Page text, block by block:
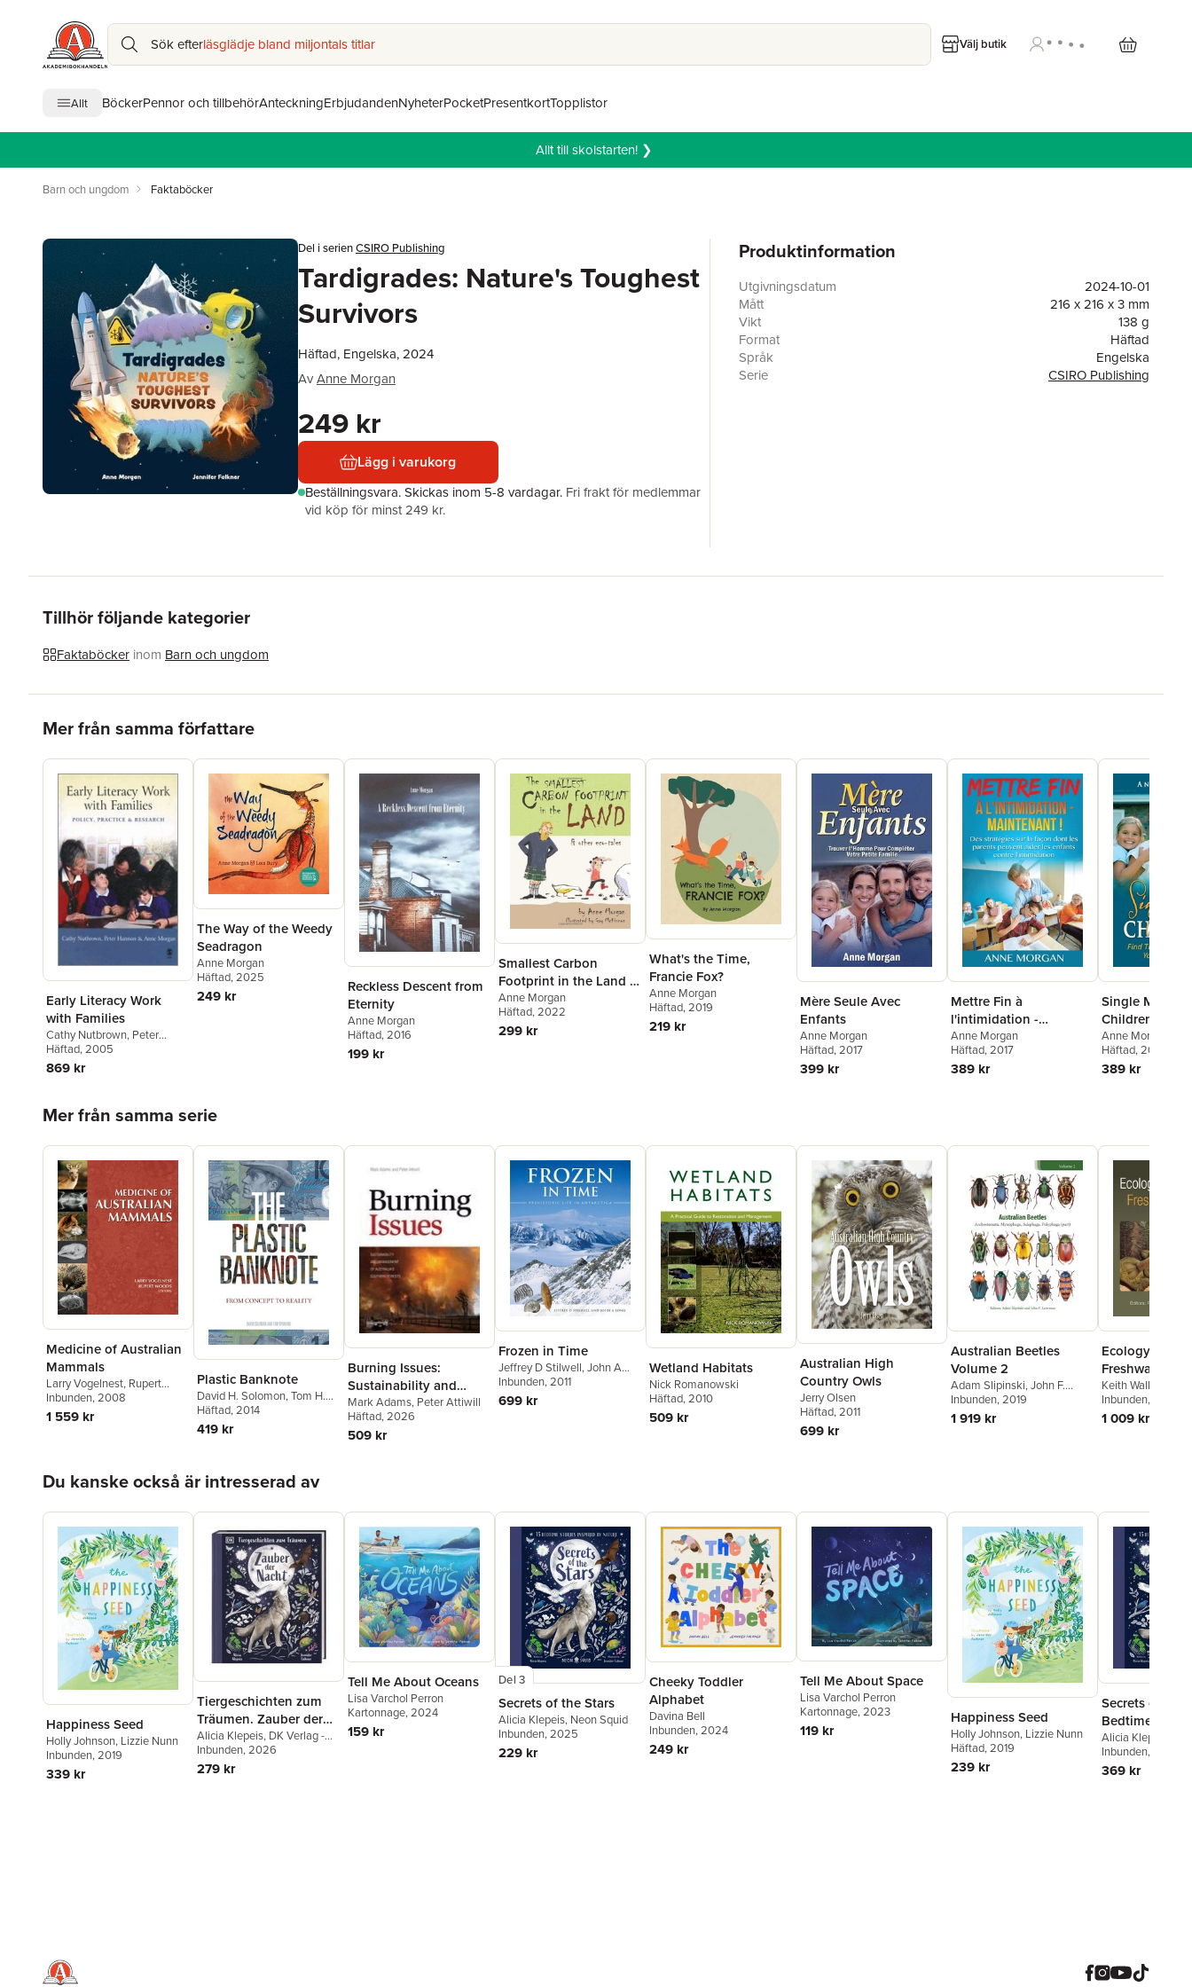
Sök efterläsglädje bland miljontals titlar Välj butik
Allt BöckerPennor och tillbehörAnteckningErbjudandenNyheterPocketPresentkortTopplistor
Allt till skolstarten! ❯
Barn och ungdom Faktaböcker
Del i serienCSIRO Publishing
Tardigrades: Nature's Toughest
Survivors
Häftad, Engelska, 2024
AvAnne Morgan
249 kr
Lägg i varukorg
Beställningsvara.Skickas inom 5-8 vardagar. Fri frakt för medlemmar
vid köp för minst 249 kr.
Produktinformation
Utgivningsdatum
2024-10-01
Mått
216 x 216 x 3 mm
Vikt
138 g
Format
Häftad
Språk
Engelska
Serie
CSIRO Publishing
Tillhör följande kategorier
Faktaböcker inom Barn och ungdom
Mer från samma författare
Early Literacy Work
with Families
Cathy Nutbrown, Peter
Hannon,Anne Morgan
Häftad, 2005
869 kr
The Way of the Weedy
Seadragon
Anne Morgan
Häftad, 2025
249 kr
Reckless Descent from
Eternity
Anne Morgan
Häftad, 2016
199 kr
Smallest Carbon
Footprint in the Land &
Other Eco-Tales
Anne Morgan
Häftad, 2022
299 kr
What's the Time,
Francie Fox?
Anne Morgan
Häftad, 2019
219 kr
Mère Seule Avec
Enfants
Anne Morgan
Häftad, 2017
399 kr
Mettre Fin à
l'intimidation -
Maintenant !
Anne Morgan
Häftad, 2017
389 kr
Single Mom
Children
Anne Morgan
Häftad, 2021
389 kr
Mer från samma serie
Medicine of Australian
Mammals
Larry Vogelnest, Rupert
Woods
Inbunden, 2008
1 559 kr
Plastic Banknote
David H. Solomon,Tom H.
Spurling
Häftad, 2014
419 kr
Burning Issues:
Sustainability and
Management of
Australia's Southern
Forests
Mark Adams, Peter Attiwill
Häftad, 2026
509 kr
Frozen in Time
Jeffrey D Stilwell,John A
Long
Inbunden, 2011
699 kr
Wetland Habitats
Nick Romanowski
Häftad, 2010
509 kr
Australian High
Country Owls
Jerry Olsen
Häftad, 2011
699 kr
Australian Beetles
Volume 2
Adam Slipinski,John F.
Lawrence
Inbunden, 2019
1 919 kr
Ecology of
Freshwater
Keith Walker
Humphries
Inbunden, 2013
1 009 kr
Du kanske också är intresserad av
Happiness Seed
Holly Johnson, Lizzie Nunn
Inbunden, 2019
339 kr
Tiergeschichten zum
Träumen. Zauber der
Nacht
Alicia Klepeis, DK Verlag -
Kids
Inbunden, 2026
279 kr
Tell Me About Oceans
Lisa Varchol Perron
Kartonnage, 2024
159 kr
Del 3
Secrets of the Stars
Alicia Klepeis, Neon Squid
Inbunden, 2025
229 kr
Cheeky Toddler
Alphabet
Davina Bell
Inbunden, 2024
249 kr
Tell Me About Space
Lisa Varchol Perron
Kartonnage, 2023
119 kr
Happiness Seed
Holly Johnson, Lizzie Nunn
Häftad, 2019
239 kr
Secrets of the
Bedtime
Inspired by
Alicia Klepeis
Inbunden, 2025
369 kr